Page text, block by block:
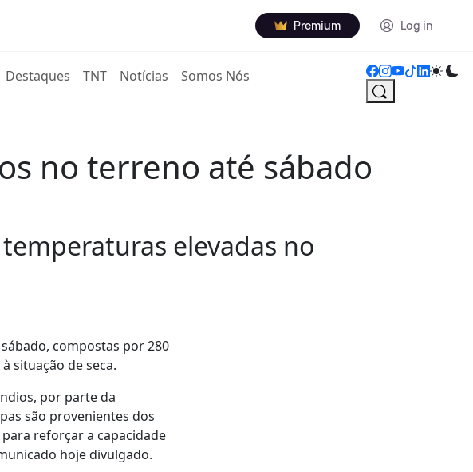
Premium Log in
Destaques TNT Notícias Somos Nós
no terreno até sábado
elevadas no
compostas por 280
situação de seca.
por parte da
são provenientes dos
reforçar a capacidade
hoje divulgado.